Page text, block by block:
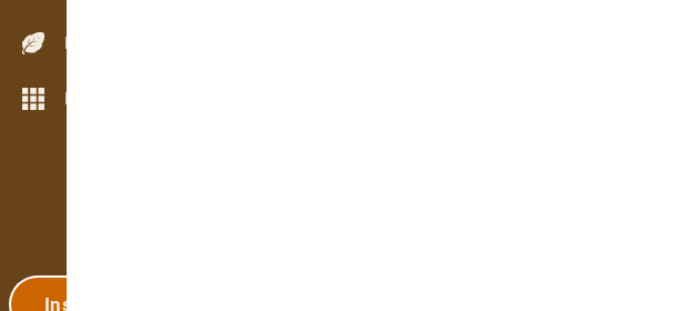
Espèces de bois
Plus de fonctions
Inscription